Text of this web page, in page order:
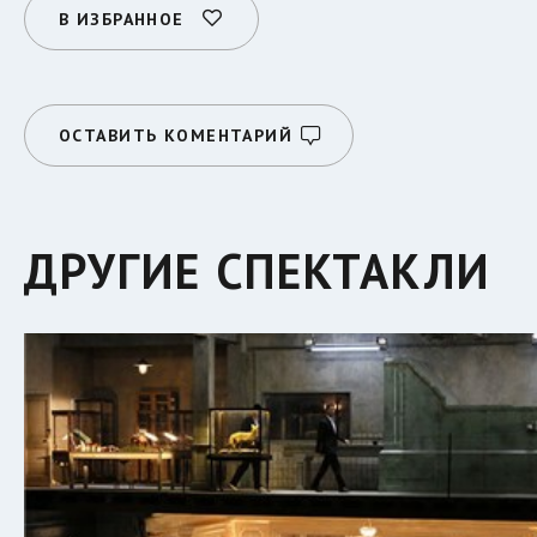
В ИЗБРАННОЕ
ОСТАВИТЬ КОМЕНТАРИЙ
ДРУГИЕ СПЕКТАКЛИ